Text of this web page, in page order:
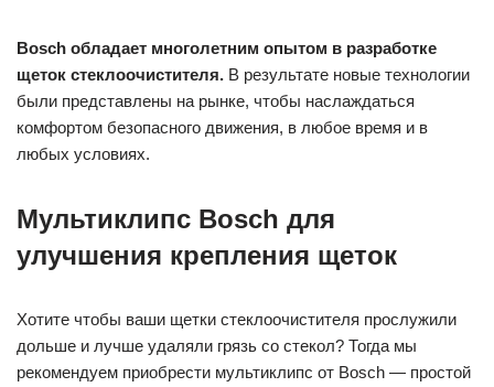
Bosch обладает многолетним опытом в разработке
щеток стеклоочистителя. В результате новые технологии
были представлены на рынке, чтобы наслаждаться
комфортом безопасного движения, в любое время и в
любых условиях.
Мультиклипс Bosch для
улучшения крепления щеток
Хотите чтобы ваши щетки стеклоочистителя прослужили
дольше и лучше удаляли грязь со стекол? Тогда мы
рекомендуем приобрести мультиклипс от Bosch — простой